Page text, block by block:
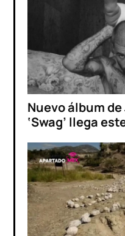
Nuevo álbum
‘Swag’ llega